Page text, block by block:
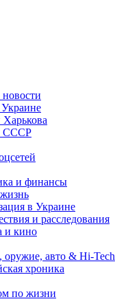
СССР
и финансы
в Украине
и расследования
и кино
оружие, авто & Hi-Tech
хроника
по жизни